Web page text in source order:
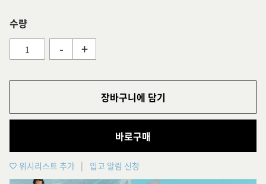
수량
- +
장바구니에 담기
바로구매
위시리스트 추가 입고 알림 신청